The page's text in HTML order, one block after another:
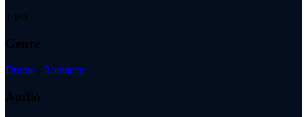
1980
Genre
Drame / Romance
Audio